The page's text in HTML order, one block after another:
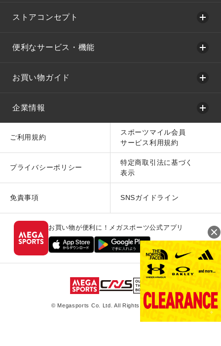
ストアコンセプト
便利なサービス・機能
お買い物ガイド
企業情報
ご利用規約
スポーツマイル会員
サービス利用規約
プライバシーポリシー
特定商取引法に基づく
表示
免責事項 SNSガイドライン
お買い物が便利に！メガスポーツ公式アプリ
© Megasports Co. Ltd. All Rights Reserved.